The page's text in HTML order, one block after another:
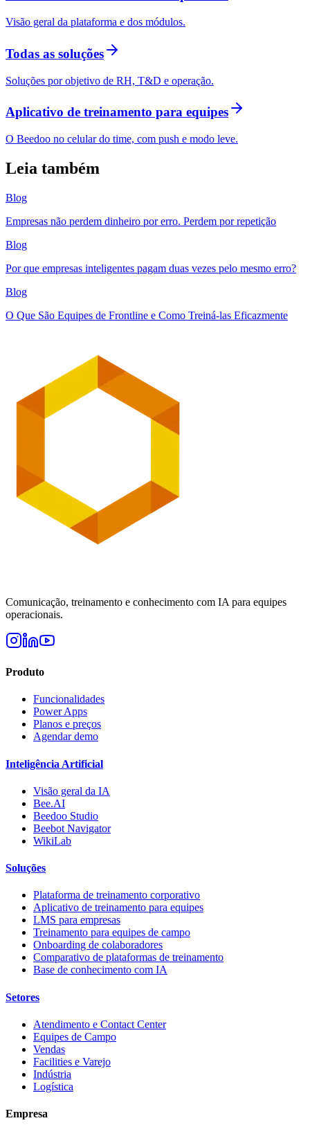
Visão geral da plataforma e dos módulos.
Todas as soluções
Soluções por objetivo de RH, T&D e operação.
Aplicativo de treinamento para equipes
O Beedoo no celular do time, com push e modo leve.
Leia também
Blog
Empresas não perdem dinheiro por erro. Perdem por repetição
Blog
Por que empresas inteligentes pagam duas vezes pelo mesmo erro?
Blog
O Que São Equipes de Frontline e Como Treiná-las Eficazmente
Comunicação, treinamento e conhecimento com IA para equipes
operacionais.
Produto
Funcionalidades
Power Apps
Planos e preços
Agendar demo
Inteligência Artificial
Visão geral da IA
Bee.AI
Beedoo Studio
Beebot Navigator
WikiLab
Soluções
Plataforma de treinamento corporativo
Aplicativo de treinamento para equipes
LMS para empresas
Treinamento para equipes de campo
Onboarding de colaboradores
Comparativo de plataformas de treinamento
Base de conhecimento com IA
Setores
Atendimento e Contact Center
Equipes de Campo
Vendas
Facilities e Varejo
Indústria
Logística
Empresa